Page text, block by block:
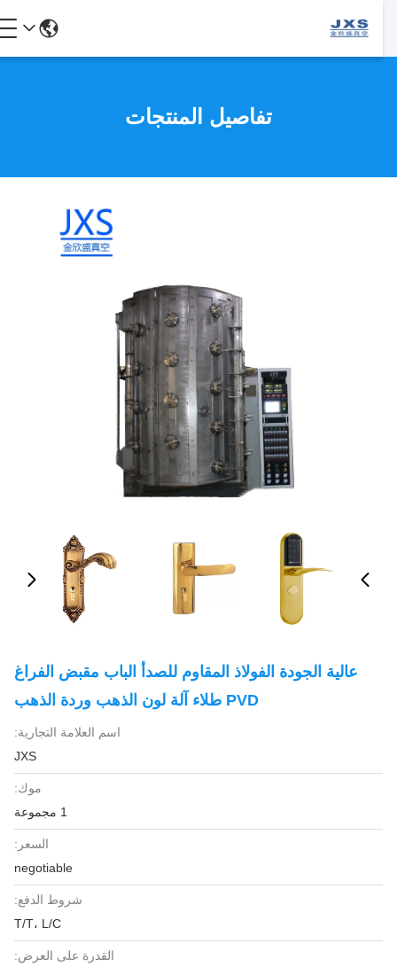
تفاصيل المنتجات
عالية الجودة الفولاذ المقاوم للصدأ الباب مقبض الفراغ
PVD طلاء آلة لون الذهب وردة الذهب
اسم العلامة التجارية:
JXS
موك:
السعر:
negotiable
شروط الدفع:
T/T، L/C
القدرة على العرض: